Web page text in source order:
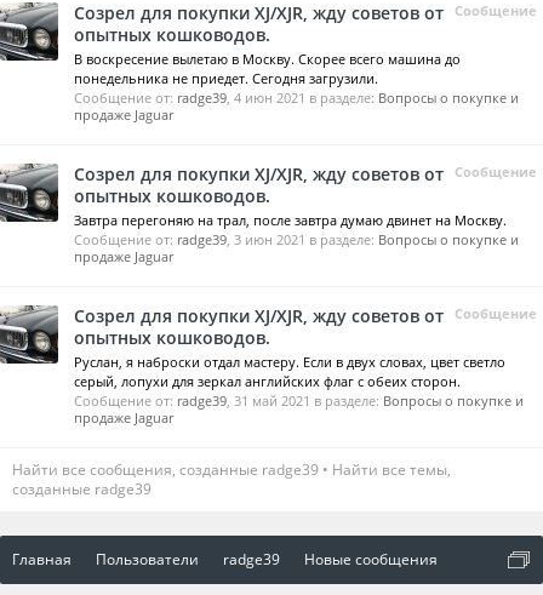
Сообщение
Созрел для покупки XJ/XJR, жду советов от
опытных кошководов.
В воскресение вылетаю в Москву. Скорее всего машина до
понедельника не приедет. Сегодня загрузили.
Сообщение от: radge39, 4 июн 2021 в разделе: Вопросы о покупке и
продаже Jaguar
Сообщение
Созрел для покупки XJ/XJR, жду советов от
опытных кошководов.
Завтра перегоняю на трал, после завтра думаю двинет на Москву.
Сообщение от: radge39, 3 июн 2021 в разделе: Вопросы о покупке и
продаже Jaguar
Сообщение
Созрел для покупки XJ/XJR, жду советов от
опытных кошководов.
Руслан, я наброски отдал мастеру. Если в двух словах, цвет светло
серый, лопухи для зеркал английских флаг с обеих сторон.
Сообщение от: radge39, 31 май 2021 в разделе: Вопросы о покупке и
продаже Jaguar
Найти все сообщения, созданные radge39
Найти все темы,
созданные radge39
Главная Пользователи radge39 Новые сообщения